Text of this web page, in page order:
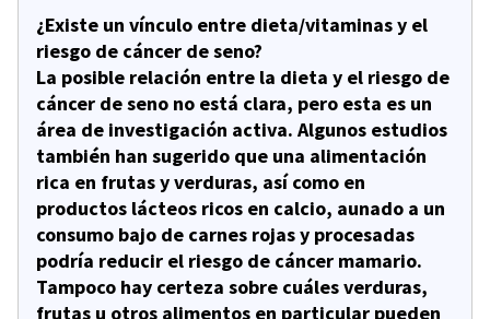
¿Existe un vínculo entre dieta/vitaminas y el
riesgo de cáncer de seno?
La posible relación entre la dieta y el riesgo de
cáncer de seno no está clara, pero esta es un
área de investigación activa. Algunos estudios
también han sugerido que una alimentación
rica en frutas y verduras, así como en
productos lácteos ricos en calcio, aunado a un
consumo bajo de carnes rojas y procesadas
podría reducir el riesgo de cáncer mamario.
Tampoco hay certeza sobre cuáles verduras,
frutas u otros alimentos en particular pueden